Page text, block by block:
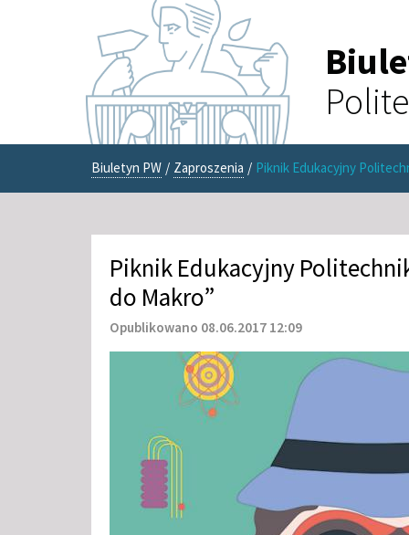
Biuletyn PW / Zaproszenia / Piknik Edukacyjny
Piknik Edukacyjny
do Makro”
Opublikowano 08.06.2017 12:09